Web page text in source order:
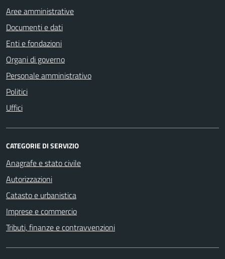
Aree amministrative
Documenti e dati
Enti e fondazioni
Organi di governo
Personale amministrativo
Politici
Uffici
CATEGORIE DI SERVIZIO
Anagrafe e stato civile
Autorizzazioni
Catasto e urbanistica
Imprese e commercio
Tributi, finanze e contravvenzioni